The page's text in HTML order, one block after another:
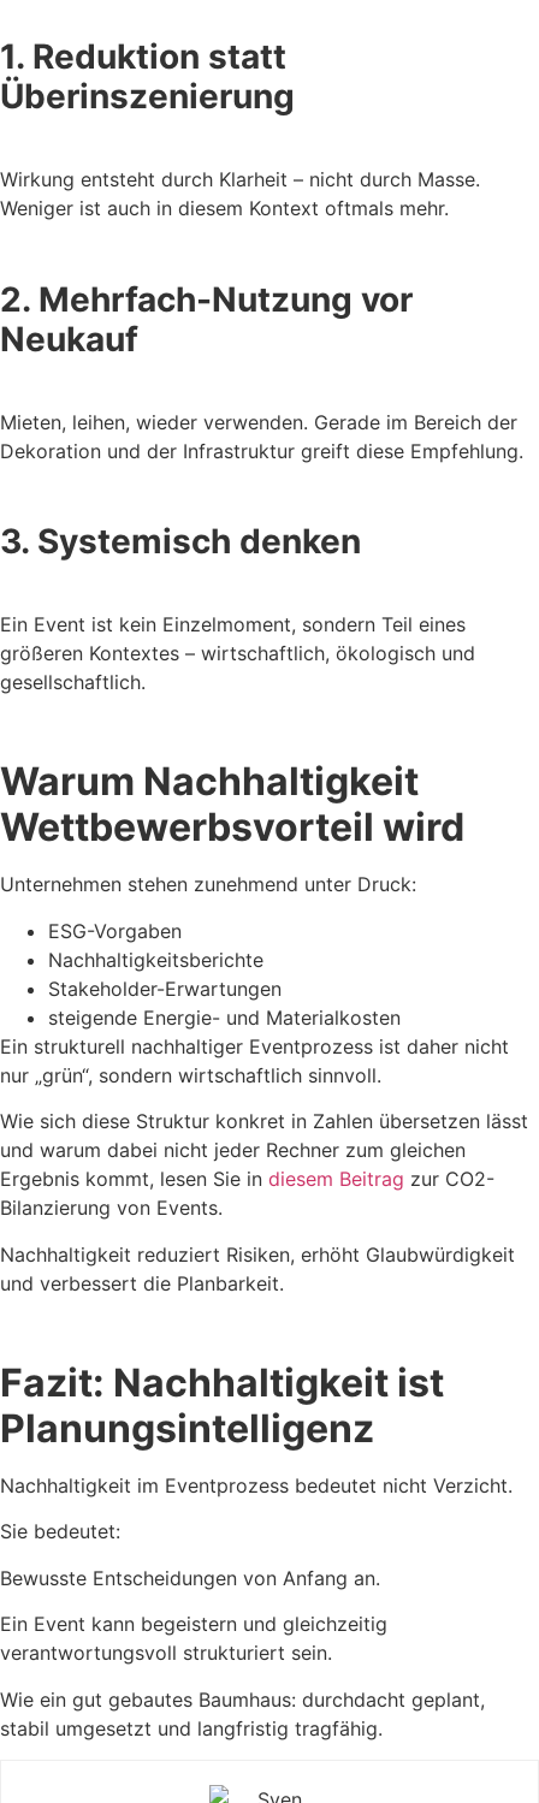
1. Reduktion statt
Überinszenierung
Wirkung entsteht durch Klarheit – nicht durch Masse.
Weniger ist auch in diesem Kontext oftmals mehr.
2. Mehrfach-Nutzung vor
Neukauf
Mieten, leihen, wieder verwenden. Gerade im Bereich der
Dekoration und der Infrastruktur greift diese Empfehlung.
3. Systemisch denken
Ein Event ist kein Einzelmoment, sondern Teil eines
größeren Kontextes – wirtschaftlich, ökologisch und
gesellschaftlich.
Warum Nachhaltigkeit
Wettbewerbsvorteil wird
Unternehmen stehen zunehmend unter Druck:
ESG-Vorgaben
Nachhaltigkeitsberichte
Stakeholder-Erwartungen
steigende Energie- und Materialkosten
Ein strukturell nachhaltiger Eventprozess ist daher nicht
nur „grün“, sondern wirtschaftlich sinnvoll.
Wie sich diese Struktur konkret in Zahlen übersetzen lässt
und warum dabei nicht jeder Rechner zum gleichen
Ergebnis kommt, lesen Sie in diesem Beitrag zur CO2-
Bilanzierung von Events.
Nachhaltigkeit reduziert Risiken, erhöht Glaubwürdigkeit
und verbessert die Planbarkeit.
Fazit: Nachhaltigkeit ist
Planungsintelligenz
Nachhaltigkeit im Eventprozess bedeutet nicht Verzicht.
Sie bedeutet:
Bewusste Entscheidungen von Anfang an.
Ein Event kann begeistern und gleichzeitig
verantwortungsvoll strukturiert sein.
Wie ein gut gebautes Baumhaus: durchdacht geplant,
stabil umgesetzt und langfristig tragfähig.